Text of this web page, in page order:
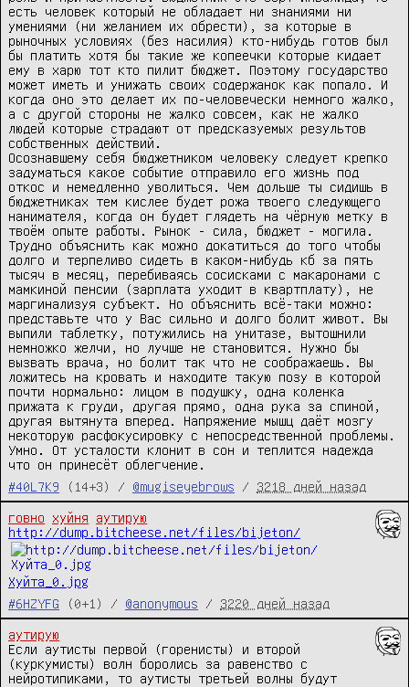
есть человек который не обладает ни знаниями ни
умениями (ни желанием их обрести), за которые в
рыночных условиях (без насилия) кто-нибудь готов был
бы платить хотя бы такие же копеечки которые кидает
ему в харю тот кто пилит бюджет. Поэтому государство
может иметь и унижать своих содержанок как попало. И
когда оно это делает их по-человечески немного жалко,
а с другой стороны не жалко совсем, как не жалко
людей которые страдают от предсказуемых результов
собственных действий.
Осознавшему себя бюджетником человеку следует крепко
задуматься какое событие отправило его жизнь под
откос и немедленно уволиться. Чем дольше ты сидишь в
бюджетниках тем кислее будет рожа твоего следующего
нанимателя, когда он будет глядеть на чёрную метку в
твоём опыте работы. Рынок - сила, бюджет - могила.
Трудно объяснить как можно докатиться до того чтобы
долго и терпеливо сидеть в каком-нибудь кб за пять
тысяч в месяц, перебиваясь сосисками с макаронами с
мамкиной пенсии (зарплата уходит в квартплату), не
маргинализуя субъект. Но объяснить всё-таки можно:
представьте что у Вас сильно и долго болит живот. Вы
выпили таблетку, потужились на унитазе, вытошнили
немножко желчи, но лучше не становится. Нужно бы
вызвать врача, но болит так что не соображаешь. Вы
ложитесь на кровать и находите такую позу в которой
почти нормально: лицом в подушку, одна коленка
прижата к груди, другая прямо, одна рука за спиной,
другая вытянута вперед. Напряжение мышц даёт мозгу
некоторую расфокусировку с непосредственной проблемы.
Умно. От усталости клонит в сон и теплится надежда
что он принесёт облегчение.
#40L7K9
(14+3) / @mugiseyebrows / 3218 дней назад
говно хуйня
аутирую
http://dump.bitcheese.net/files/bijeton/
Хуйта_0.jpg
#6HZYFG
(0+1) / @anonymous / 3220 дней назад
аутирую
Если аутисты первой (горенисты) и второй
(куркумисты) волн боролись за равенство с
нейротипиками, то аутисты третьей волны будут